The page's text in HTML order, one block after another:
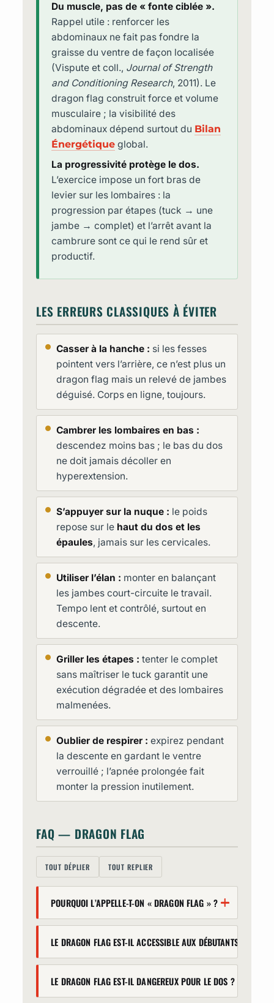
Du muscle, pas de « fonte ciblée ».
Rappel utile : renforcer les
abdominaux ne fait pas fondre la
graisse du ventre de façon localisée
(Vispute et coll., Journal of Strength
and Conditioning Research, 2011). Le
dragon flag construit force et volume
musculaire ; la visibilité des
abdominaux dépend surtout du Bilan
Énergétique global.
La progressivité protège le dos.
L’exercice impose un fort bras de
levier sur les lombaires : la
progression par étapes (tuck → une
jambe → complet) et l’arrêt avant la
cambrure sont ce qui le rend sûr et
productif.
LES ERREURS CLASSIQUES À ÉVITER
Casser à la hanche : si les fesses
pointent vers l’arrière, ce n’est plus un
dragon flag mais un relevé de jambes
déguisé. Corps en ligne, toujours.
Cambrer les lombaires en bas :
descendez moins bas ; le bas du dos
ne doit jamais décoller en
hyperextension.
S’appuyer sur la nuque : le poids
repose sur le haut du dos et les
épaules, jamais sur les cervicales.
Utiliser l’élan : monter en balançant
les jambes court-circuite le travail.
Tempo lent et contrôlé, surtout en
descente.
Griller les étapes : tenter le complet
sans maîtriser le tuck garantit une
exécution dégradée et des lombaires
malmenées.
Oublier de respirer : expirez pendant
la descente en gardant le ventre
verrouillé ; l’apnée prolongée fait
monter la pression inutilement.
FAQ — DRAGON FLAG
TOUT DÉPLIER TOUT REPLIER
POURQUOI L’APPELLE-T-ON « DRAGON FLAG » ?
L’exercice tire son nom de Bruce Lee,
surnommé « le Dragon », qui en avait
fait un pilier de sa préparation
par la scène d’entraînement de
LE DRAGON FLAG EST-IL ACCESSIBLE AUX DÉBUTANTS ?
Pas dans sa version complète, mais
ses progressions le rendent accessible
: négatives genoux groupés, tuck, une
LE DRAGON FLAG EST-IL DANGEREUX POUR LE DOS ?